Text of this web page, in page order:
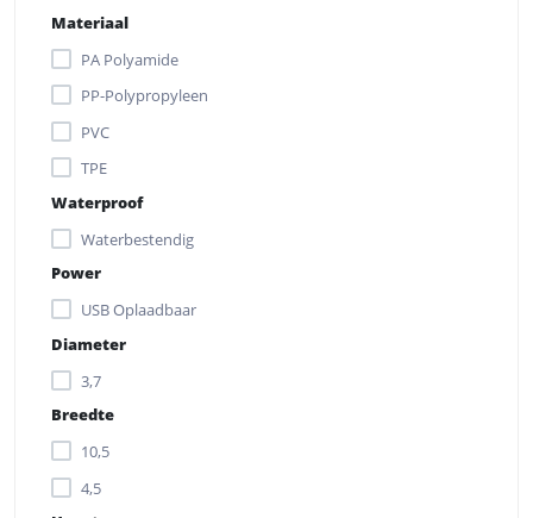
Materiaal
PA Polyamide
PP-Polypropyleen
PVC
TPE
Waterproof
Waterbestendig
Power
USB Oplaadbaar
Diameter
3,7
Breedte
10,5
4,5